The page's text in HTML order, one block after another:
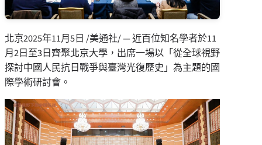
北京2025年11月5日 /美通社/ — 近百位知名學者於11
月2日至3日齊聚北京大學，出席一場以「從全球視野
探討中國人民抗日戰爭與臺灣光復歷史」為主題的國
際學術研討會。